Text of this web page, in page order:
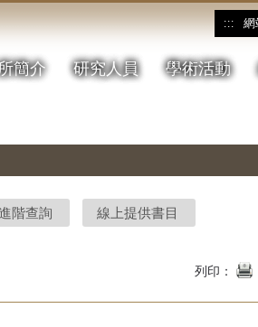
::: 網
簡介 研究人員 學術活動
階查詢 線上提供書目
列印：